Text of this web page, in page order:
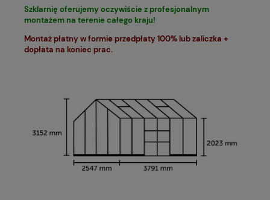
Szklarnię oferujemy oczywiście z profesjonalnym
montażem na terenie całego kraju!
Montaż płatny w formie przedpłaty 100% lub zaliczka +
dopłata na koniec prac.